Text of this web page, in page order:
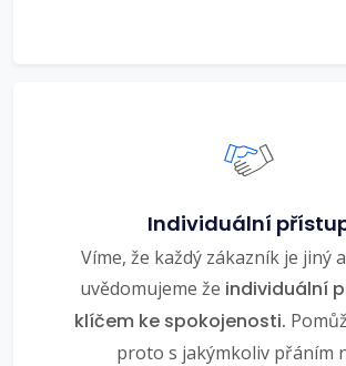
Individuální
Víme, že každý zákazník je jiný
uvědomujeme že individuální
klíčem ke spokojenosti.
proto s jakýmkoliv přáním